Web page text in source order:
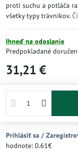
proti suchu a potláča
všetky typy trávnikov.
Ihneď na odoslanie
Predpokladané
31,21 €
Prihlásiť sa /
hodnote: 0.61€